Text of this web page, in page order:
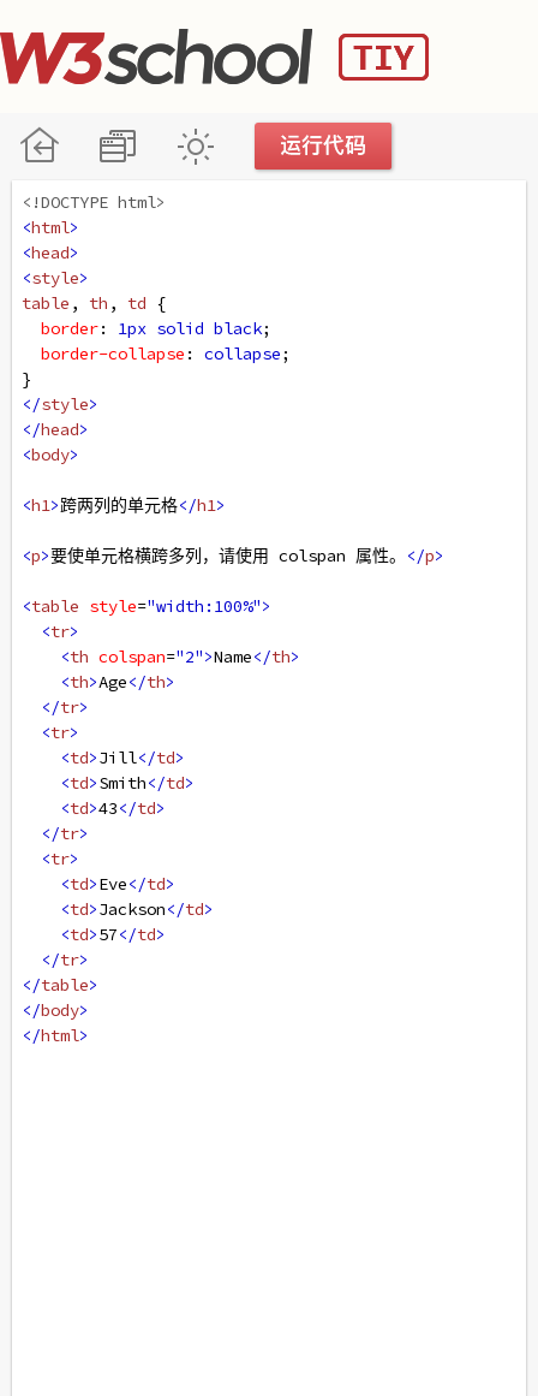
<!DOCTYPE html>
<html>
<head>
<style>
table , th , td {
border: 1px solid black;
border-collapse : collapse;
}
</style>
</head>
<body>
<h1>跨两列的单元格</h1>
<p>要使单元格横跨多列，请使用 colspan 属性。 </p>
<table style="width:100%">
<tr>
<th colspan="2">Name</th>
<th>Age</th>
</tr>
<tr>
<td>Jill</td>
<td>Smith</td>
<td>43</td>
</tr>
<tr>
<td>Eve</td>
<td>Jackson</td>
<td>57</td>
</tr>
</table>
</body>
</html>